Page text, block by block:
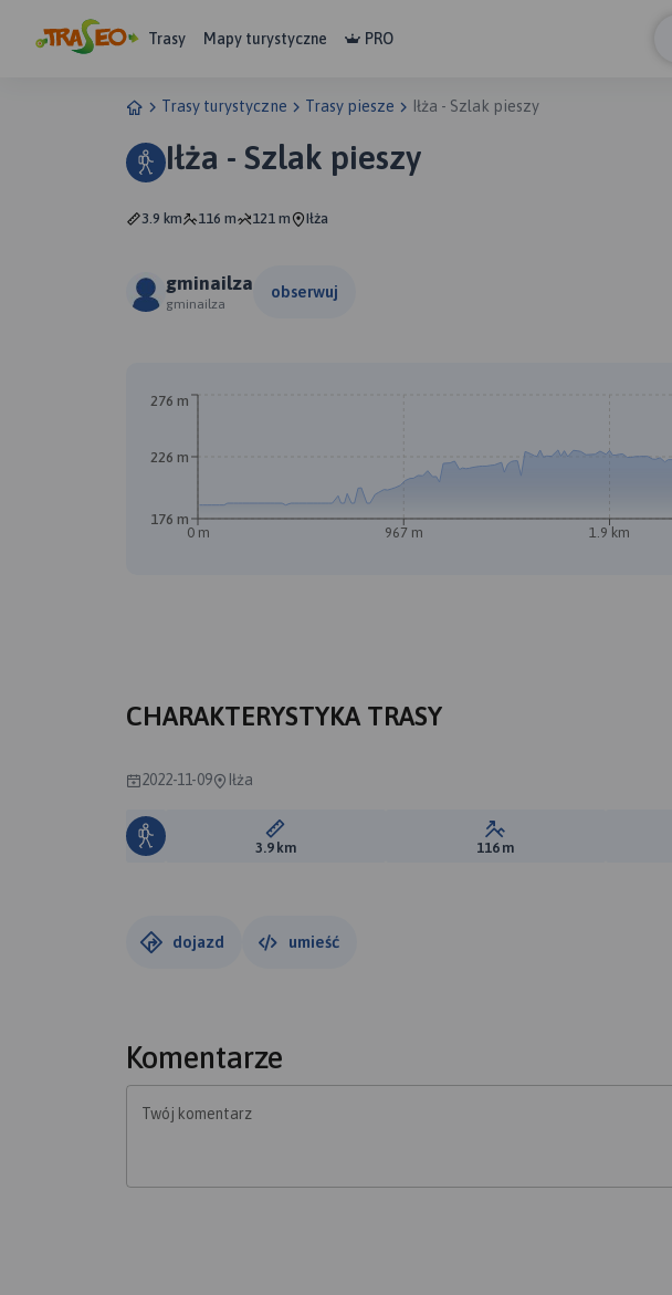
Trasy Mapy turystyczne PRO
Trasy turystyczne Trasy piesze Iłża - Szlak pieszy
Iłża - Szlak pieszy
3.9 km 116 m 121 m Iłża
gminailza
gminailza
obserwuj
0 m 967 m 1.9 km
176 m
226 m
276 m
CHARAKTERYSTYKA TRASY
2022-11-09 Iłża
Długość trasy:
3.9 km Suma przewyższeń:
116 m
dojazd umieść
Komentarze
Twój komentarz